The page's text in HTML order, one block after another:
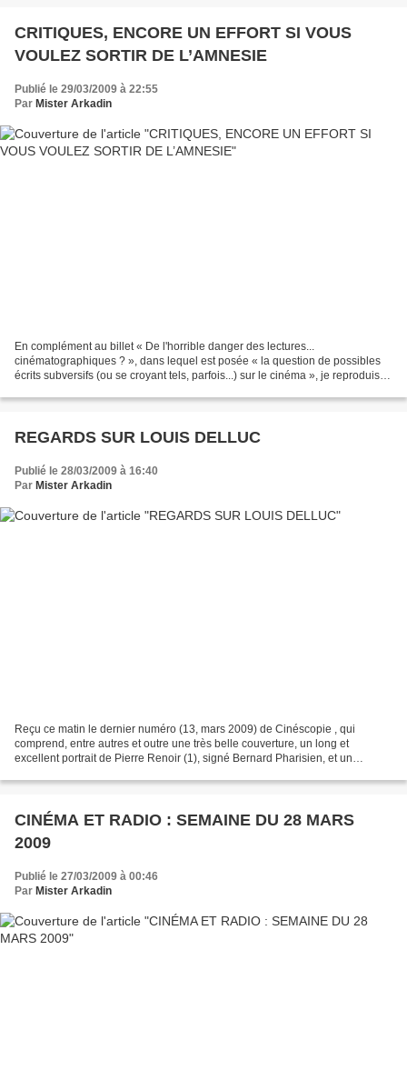
CRITIQUES, ENCORE UN EFFORT SI VOUS
VOULEZ SORTIR DE L’AMNESIE
Publié le 29/03/2009 à 22:55
Par Mister Arkadin
En complément au billet « De l'horrible danger des lectures...
cinématographiques ? », dans lequel est posée « la question de possibles
écrits subversifs (ou se croyant tels, parfois...) sur le cinéma », je reproduis
REGARDS SUR LOUIS DELLUC
Publié le 28/03/2009 à 16:40
Par Mister Arkadin
Reçu ce matin le dernier numéro (13, mars 2009) de Cinéscopie , qui
comprend, entre autres et outre une très belle couverture, un long et
excellent portrait de Pierre Renoir (1), signé Bernard Pharisien, et un
CINÉMA ET RADIO : SEMAINE DU 28 MARS
2009
Publié le 27/03/2009 à 00:46
Par Mister Arkadin